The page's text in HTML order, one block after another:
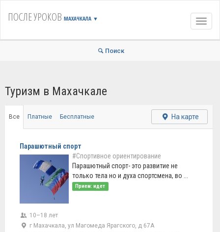
ПОСЛЕ УРОКОВ МАХАЧКАЛА ▼
Поиск
Туризм в Махачкале
Все Платные Бесплатные На карте
Парашютный спорт
#Спортивное ориентирование
Парашютный спорт- это развитие не
только тела но и духа спортсмена, во ...
Прием: идет
10–18 лет
г Махачкала, ул Магомеда Ярагского, д 67А